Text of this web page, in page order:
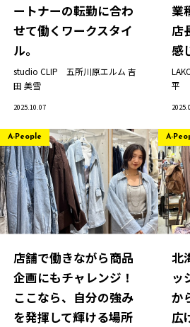
ートナーの転勤に合わ
せて働くワークスタイ
ル。
studio CLIP 五所川原エルム 吉
田 美雪
2025.10.07
業
店
感
平
店舗で働きながら商品
企画にもチャレンジ！
ここなら、自分の強み
を発揮して輝ける場所
A-People
北
ッ
か
広
A-